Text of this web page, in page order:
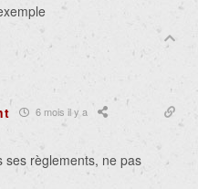
6 mois il y a
ses règlements, ne pas